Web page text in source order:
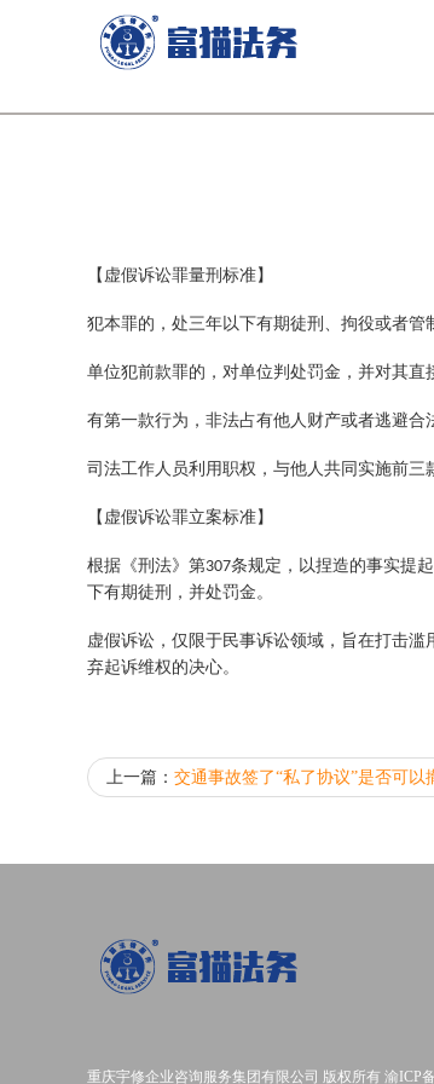
【虚假诉讼罪量刑标准】
犯本罪的，处三年以下有期徒刑、拘役或者管
单位犯前款罪的，对单位判处罚金，并对其直
有第一款行为，非法占有他人财产或者逃避合
司法工作人员利用职权，与他人共同实施前三
【虚假诉讼罪立案标准】
根据《刑法》第307条规定，以捏造的事实提
下有期徒刑，并处罚金。
虚假诉讼，仅限于民事诉讼领域，旨在打击
弃起诉维权的决心。
上一篇： 交通事故签了“私了协议”是否可以
重庆宇修企业咨询服务集团有限公司 版权所有 渝ICP